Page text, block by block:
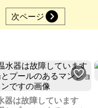
次ページ
器は故障しています